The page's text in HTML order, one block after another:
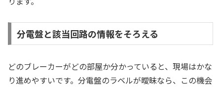
分電盤と該当回路の情報をそろえる
どのブレーカーがどの部屋か分かっていると、現場はかな
り進めやすいです。分電盤のラベルが曖昧なら、この機会